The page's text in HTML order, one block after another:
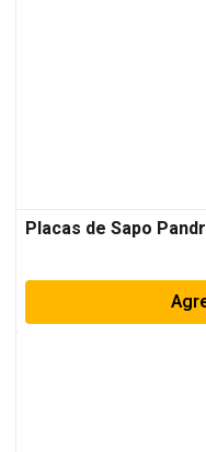
Placas de Sapo